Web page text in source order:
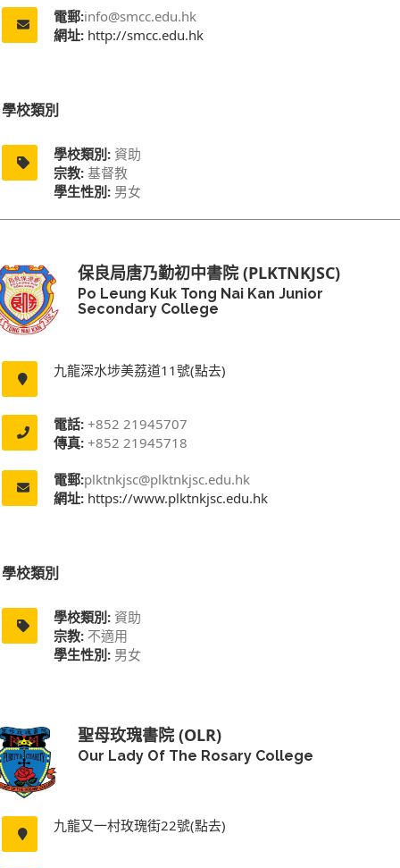
電郵:info@smcc.edu.hk
網址: http://smcc.edu.hk
學校類別
學校類別: 資助
宗教: 基督教
學生性別: 男女
保良局唐乃勤初中書院 (PLKTNKJSC)
Po Leung Kuk Tong Nai Kan Junior
Secondary College
九龍深水埗美荔道11號(點去)
電話: +852 21945707
傳真: +852 21945718
電郵:plktnkjsc@plktnkjsc.edu.hk
網址: https://www.plktnkjsc.edu.hk
學校類別
學校類別: 資助
宗教: 不適用
學生性別: 男女
聖母玫瑰書院 (OLR)
Our Lady Of The Rosary College
九龍又一村玫瑰街22號(點去)